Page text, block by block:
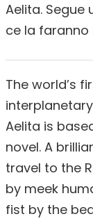
Aelita.
ce la faranno
The world’s
Aelita is
novel. A
travel to the
by meek
fist by the